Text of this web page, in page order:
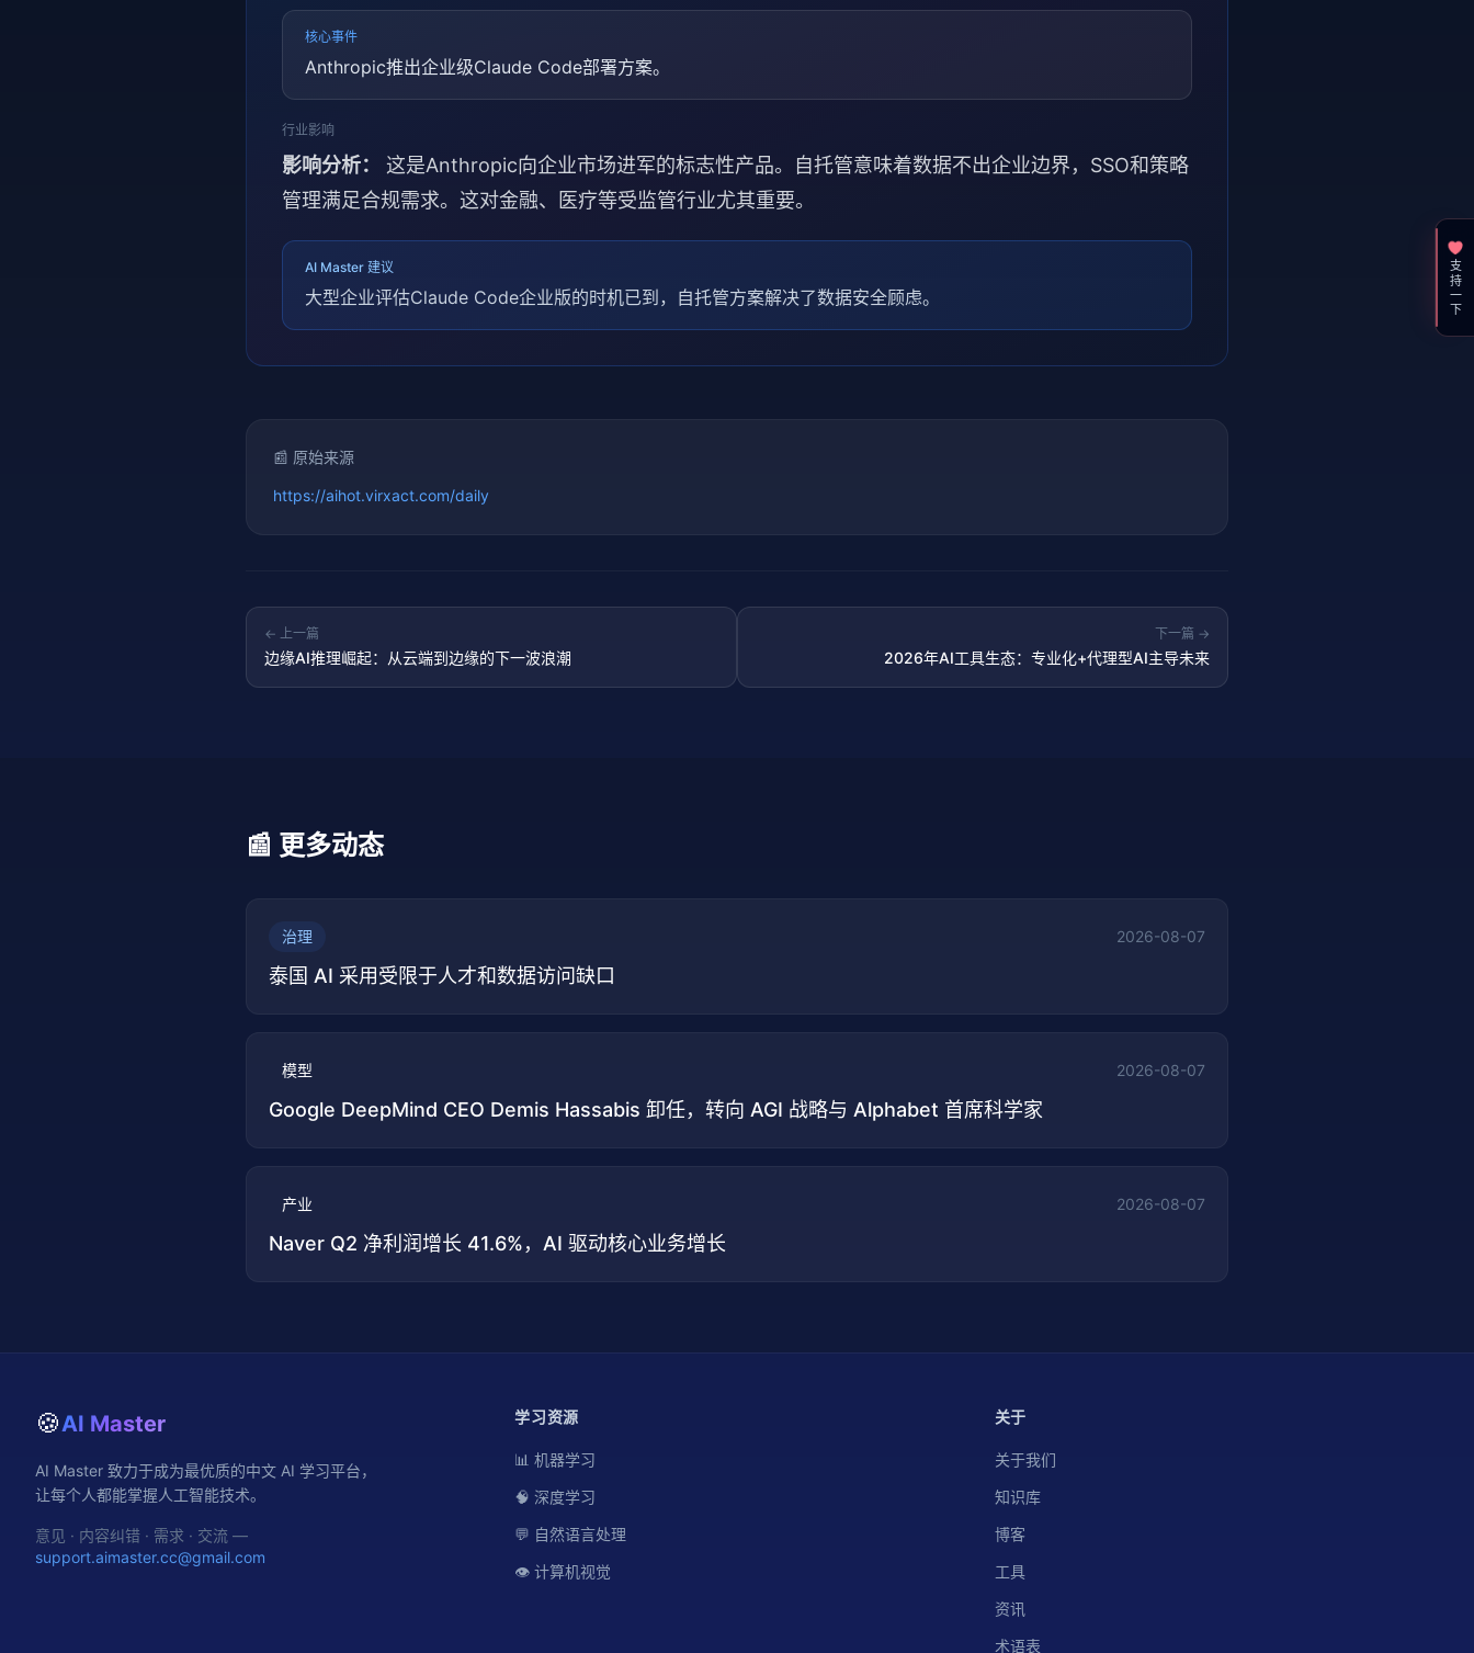
核心事件
Anthropic推出企业级Claude Code部署方案。
行业影响
影响分析：
这是Anthropic向企业市场进军的标志性产品。自托管意味着数据不出企业边界，SSO和策略
管理满足合规需求。这对金融、医疗等受监管行业尤其重要。
AI Master 建议
大型企业评估Claude Code企业版的时机已到，自托管方案解决了数据安全顾虑。
📰 原始来源
https://aihot.virxact.com/daily
← 上一篇
边缘AI推理崛起：从云端到边缘的下一波浪潮
下一篇 →
2026年AI工具生态：专业化+代理型AI主导未来
📰 更多动态
治理 2026-08-07
泰国 AI 采用受限于人才和数据访问缺口
模型 2026-08-07
Google DeepMind CEO Demis Hassabis 卸任，转向 AGI 战略与 Alphabet 首席科学家
产业 2026-08-07
Naver Q2 净利润增长 41.6%，AI 驱动核心业务增长
🍪AI Master
AI Master 致力于成为最优质的中文 AI 学习平台，
让每个人都能掌握人工智能技术。
意见 · 内容纠错 · 需求 · 交流 —
support.aimaster.cc@gmail.com
学习资源
📊 机器学习
🧠 深度学习
💬 自然语言处理
👁️ 计算机视觉
关于
关于我们
知识库
博客
工具
资讯
术语表
支持一下